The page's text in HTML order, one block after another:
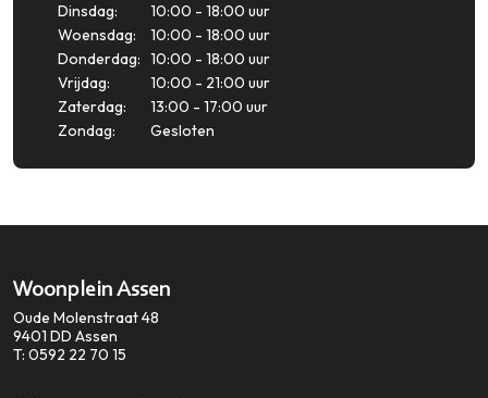
Dinsdag:
10:00 - 18:00 uur
Woensdag:
10:00 - 18:00 uur
Donderdag: 10:00 - 18:00 uur
Vrijdag:
10:00 - 21:00 uur
Zaterdag:
13:00 - 17:00 uur
Zondag:
Gesloten
Woonplein Assen
Oude Molenstraat 48
9401 DD Assen
T: 0592 22 70 15